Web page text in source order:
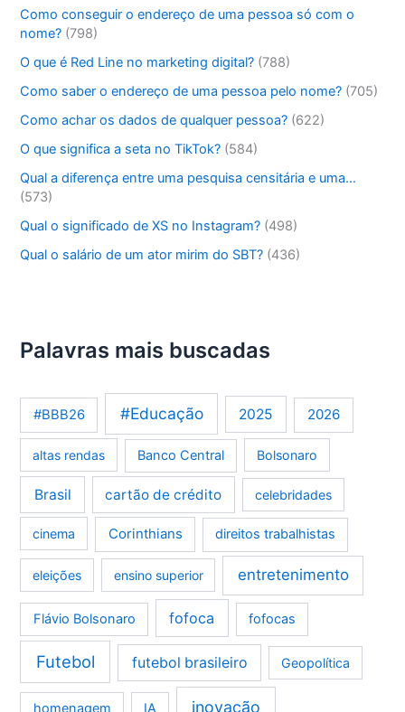
Como conseguir o endereço de uma pessoa só com o
nome? (798)
O que é Red Line no marketing digital? (788)
Como saber o endereço de uma pessoa pelo nome? (705)
Como achar os dados de qualquer pessoa? (622)
O que significa a seta no TikTok? (584)
Qual a diferença entre uma pesquisa censitária e uma…
(573)
Qual o significado de XS no Instagram? (498)
Qual o salário de um ator mirim do SBT? (436)
Palavras mais buscadas
#BBB26 #Educação 2025 2026
altas rendas Banco Central Bolsonaro
Brasil cartão de crédito celebridades
cinema Corinthians direitos trabalhistas
eleições ensino superior entretenimento
Flávio Bolsonaro fofoca fofocas
Futebol futebol brasileiro Geopolítica
homenagem IA inovação